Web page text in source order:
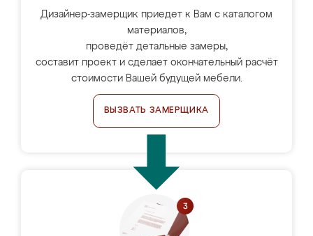
Дизайнер-замерщик приедет к Вам с каталогом
материалов,
проведёт детальные замеры,
составит проект и сделает окончательный расчёт
стоимости Вашей будущей мебели.
ВЫЗВАТЬ ЗАМЕРЩИКА